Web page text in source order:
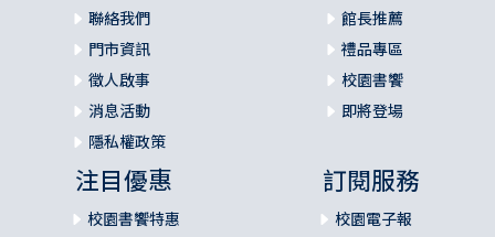
聯絡我們
門市資訊
徵人啟事
消息活動
隱私權政策
館長推薦
禮品專區
校園書饗
即將登場
注目優惠
校園書饗特惠
訂閱服務
校園電子報